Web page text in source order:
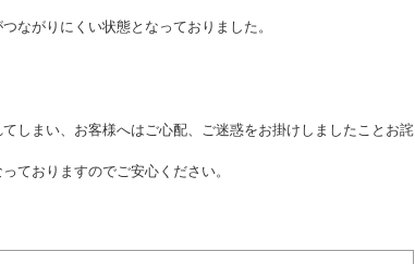
ながりにくい状態となっておりました。
しまい、お客様へはご心配、ご迷惑をお掛けしましたことお詫
ておりますのでご安心ください。